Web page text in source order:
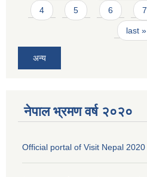
4 5 6 7
last »
अन्य
नेपाल भ्रमण वर्ष २०२०
Official portal of Visit Nepal 2020